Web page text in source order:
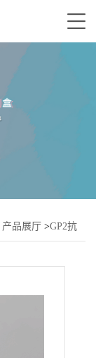
产品展厅 >GP2抗